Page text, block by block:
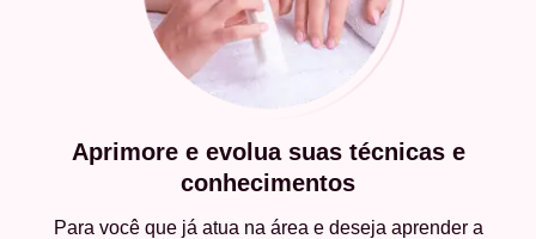
Aprimore e evolua suas técnicas e
conhecimentos
Para você que já atua na área e deseja aprender a